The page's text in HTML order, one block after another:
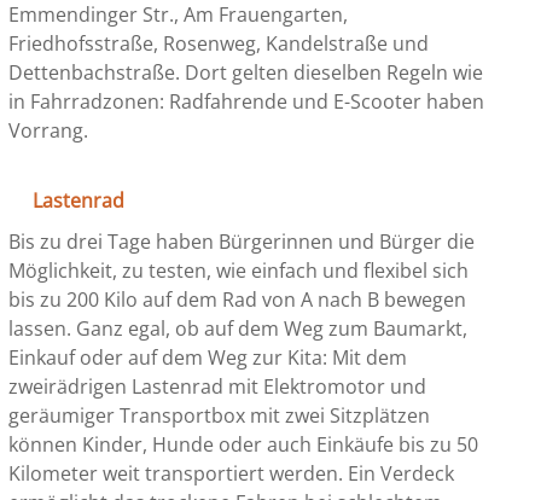
Emmendinger Str., Am Frauengarten,
Friedhofsstraße, Rosenweg, Kandelstraße und
Dettenbachstraße. Dort gelten dieselben Regeln wie
in Fahrradzonen: Radfahrende und E-Scooter haben
Vorrang.
Lastenrad
Bis zu drei Tage haben Bürgerinnen und Bürger die
Möglichkeit, zu testen, wie einfach und flexibel sich
bis zu 200 Kilo auf dem Rad von A nach B bewegen
lassen. Ganz egal, ob auf dem Weg zum Baumarkt,
Einkauf oder auf dem Weg zur Kita: Mit dem
zweirädrigen Lastenrad mit Elektromotor und
geräumiger Transportbox mit zwei Sitzplätzen
können Kinder, Hunde oder auch Einkäufe bis zu 50
Kilometer weit transportiert werden. Ein Verdeck